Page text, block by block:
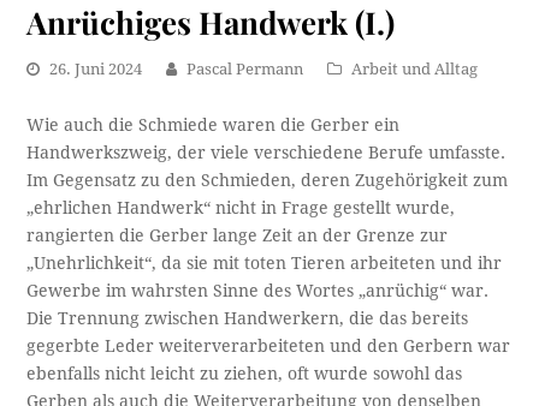
Anrüchiges Handwerk (I.)
26. Juni 2024 Pascal Permann Arbeit und Alltag
Wie auch die Schmiede waren die Gerber ein
Handwerkszweig, der viele verschiedene Berufe umfasste.
Im Gegensatz zu den Schmieden, deren Zugehörigkeit zum
„ehrlichen Handwerk“ nicht in Frage gestellt wurde,
rangierten die Gerber lange Zeit an der Grenze zur
„Unehrlichkeit“, da sie mit toten Tieren arbeiteten und ihr
Gewerbe im wahrsten Sinne des Wortes „anrüchig“ war.
Die Trennung zwischen Handwerkern, die das bereits
gegerbte Leder weiterverarbeiteten und den Gerbern war
ebenfalls nicht leicht zu ziehen, oft wurde sowohl das
Gerben als auch die Weiterverarbeitung von denselben